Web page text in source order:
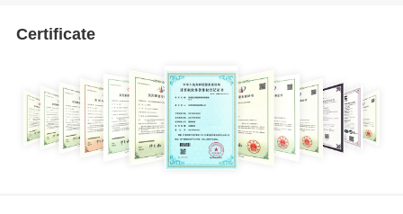
Certificate